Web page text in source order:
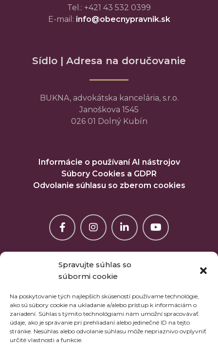
Spravujte súhlas so
súbormi cookie
Na poskytovanie tých najlepších skúseností používame technológie,
ako sú súbory cookie na ukladanie a/alebo prístup k informáciám o
zariadení. Súhlas s týmito technológiami nám umožní spracovávať
údaje, ako je správanie pri prehliadaní alebo jedinečné ID na tejto
stránke. Nesúhlas alebo odvolanie súhlasu môže nepriaznivo ovplyvniť
určité vlastnosti a funkcie.
Tel.: +421 43 532 0399
E-mail: info@obecnypravnik.sk
Sídlo | Adresa na doručovanie
BUKNA, advokátska kancelária, s.r.o.
Janoškova 1545
026 01 Dolný Kubín
Informácie o používaní AI nástrojov
Súbory Cookies a GDPR
Odvolanie súhlasu so zberom cookies